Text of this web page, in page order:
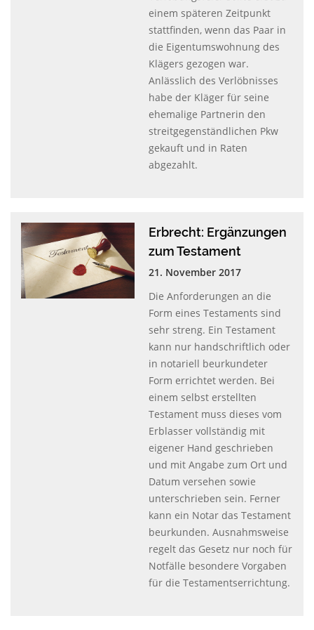
einem späteren Zeitpunkt
stattfinden, wenn das Paar in
die Eigentumswohnung des
Klägers gezogen war.
Anlässlich des Verlöbnisses
habe der Kläger für seine
ehemalige Partnerin den
streitgegenständlichen Pkw
gekauft und in Raten
abgezahlt.
Erbrecht: Ergänzungen
zum Testament
21. November 2017
Die Anforderungen an die
Form eines Testaments sind
sehr streng. Ein Testament
kann nur handschriftlich oder
in notariell beurkundeter
Form errichtet werden. Bei
einem selbst erstellten
Testament muss dieses vom
Erblasser vollständig mit
eigener Hand geschrieben
und mit Angabe zum Ort und
Datum versehen sowie
unterschrieben sein. Ferner
kann ein Notar das Testament
beurkunden. Ausnahmsweise
regelt das Gesetz nur noch für
Notfälle besondere Vorgaben
für die Testamentserrichtung.